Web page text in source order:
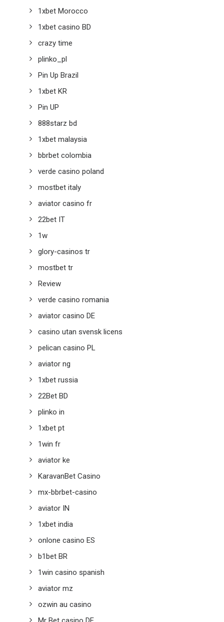
1xbet Morocco
1xbet casino BD
crazy time
plinko_pl
Pin Up Brazil
1xbet KR
Pin UP
888starz bd
1xbet malaysia
bbrbet colombia
verde casino poland
mostbet italy
aviator casino fr
22bet IT
1w
glory-casinos tr
mostbet tr
Review
verde casino romania
aviator casino DE
casino utan svensk licens
pelican casino PL
aviator ng
1xbet russia
22Bet BD
plinko in
1xbet pt
1win fr
aviator ke
KaravanBet Casino
mx-bbrbet-casino
aviator IN
1xbet india
onlone casino ES
b1bet BR
1win casino spanish
aviator mz
ozwin au casino